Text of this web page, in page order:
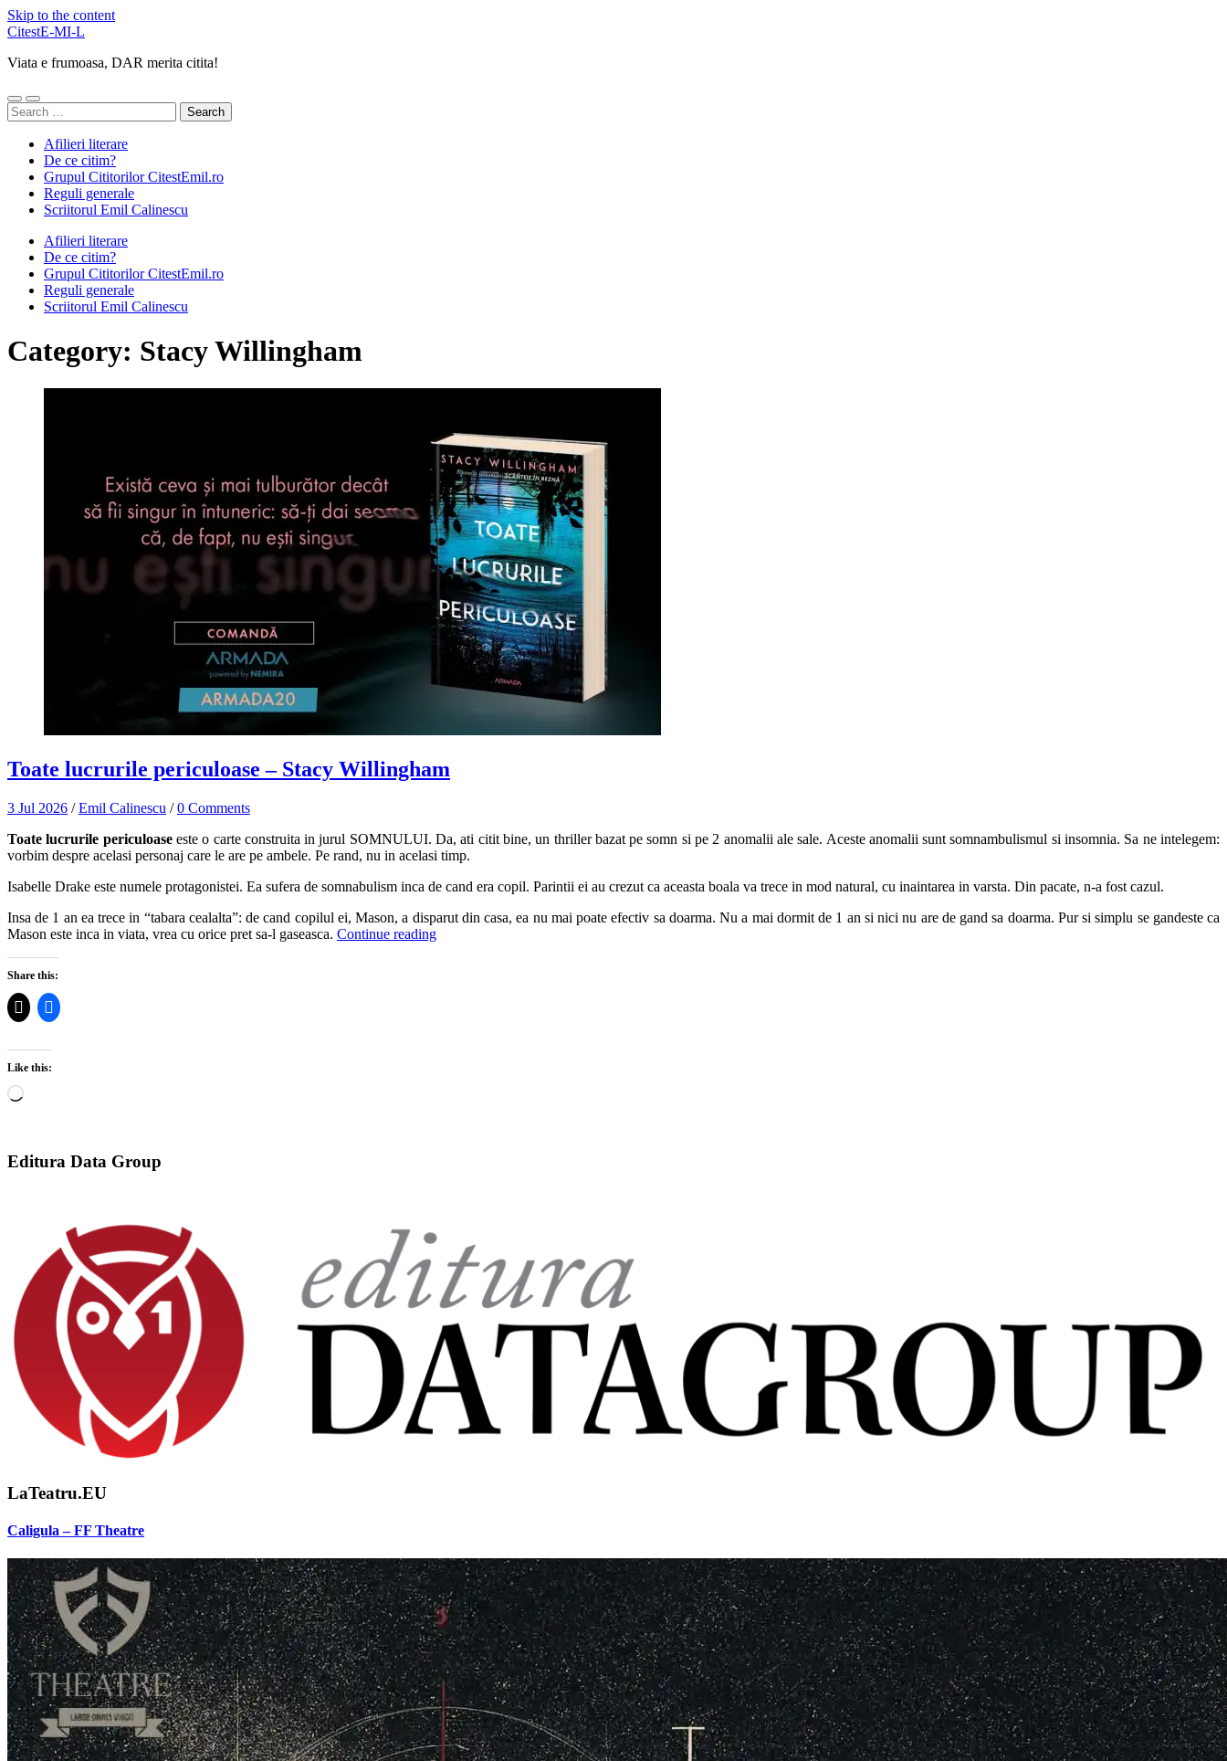
Skip to the content
CitestE-MI-L
Viata e frumoasa, DAR merita citita!
Toggle
mobile
Toggle
search
Search
for:
Afilieri literare
De ce citim?
Grupul Cititorilor CitestEmil.ro
Reguli generale
Scriitorul Emil Calinescu
Afilieri literare
De ce citim?
Grupul Cititorilor CitestEmil.ro
Reguli generale
Scriitorul Emil Calinescu
Category: Stacy Willingham
Toate lucrurile periculoase – Stacy Willingham
3 Jul 2026 /Emil Calinescu /0 Comments
Toate lucrurile periculoaseeste o carte construita in jurul SOMNULUI. Da, ati citit bine, un thriller bazat pe somn si pe 2 anomalii ale sale. Aceste anomalii sunt somnambulismul si insomnia. Sa ne intelegem:
vorbim despre acelasi personaj care le are pe ambele. Pe rand, nu in acelasi timp.
Isabelle Drake este numele protagonistei. Ea sufera de somnabulism inca de cand era copil. Parintii ei au crezut ca aceasta boala va trece in mod natural, cu inaintarea in varsta. Din pacate, n-a fost cazul.
Insa de 1 an ea trece in “tabara cealalta”: de cand copilul ei, Mason, a disparut din casa, ea nu mai poate efectiv sa doarma. Nu a mai dormit de 1 an si nici nu are de gand sa doarma. Pur si simplu se gandeste ca
Mason este inca in viata, vrea cu orice pret sa-l gaseasca. Continue reading
Share this:
Like this:
Loading…
Editura Data Group
LaTeatru.EU
Caligula – FF Theatre